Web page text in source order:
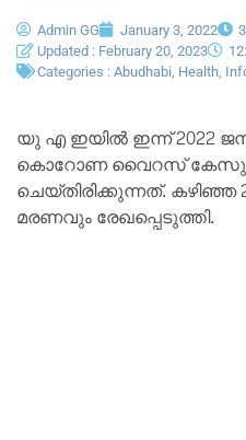
Admin GG January 3, 2022
Updated : February 20, 2023
Categories : Abudhabi Health
യു എ ഇയിൽ ഇന്ന് 2022
കൊറോണ വൈറസ്
ചെയ്തിരിക്കുന്നത്.
മരണവും രേഖപ്പെടുത്തി.